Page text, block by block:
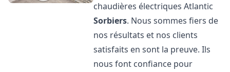
chaudières électriques Atlantic
Sorbiers. Nous sommes fiers de
nos résultats et nos clients
satisfaits en sont la preuve. Ils
nous font confiance pour